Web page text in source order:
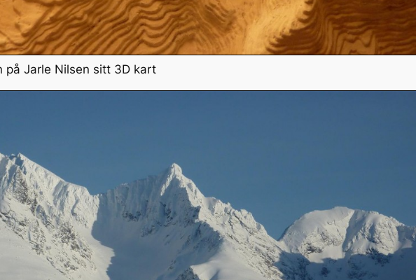
Jarle Nilsen sitt 3D kart